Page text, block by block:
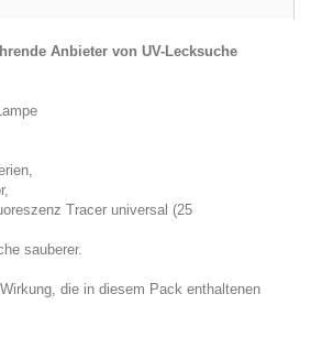
Anbieter von UV-Lecksuche
Tracer universal (25
sauberer.
die in diesem Pack enthaltenen